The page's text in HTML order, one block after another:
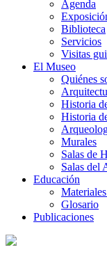
Agenda
Biblioteca
Servicios
Visitas
El Museo
Quiénes
Historia
Historia
Murales
Salas de
Salas del
Educación
Glosario
Publicaciones